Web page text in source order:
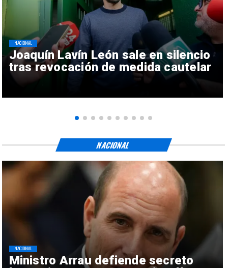
Joaquín Lavín León sale en silencio
tras revocación de medida cautelar
NACIONAL
Ministro Arrau defiende secreto
NACIONAL
NACIONAL